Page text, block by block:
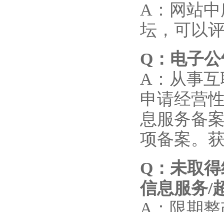
A：网站
坛，可以
Q ：电子
A：从事
申请经营
息服务备
项备案。
Q ：未取
信息服务/
A：限期